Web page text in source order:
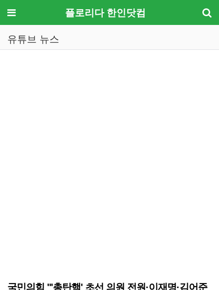
메뉴 플로리다 한인닷컴
유튜브 뉴스
국민의힘 "'총탄핵' 초선 의원 전원·이재명·김어준